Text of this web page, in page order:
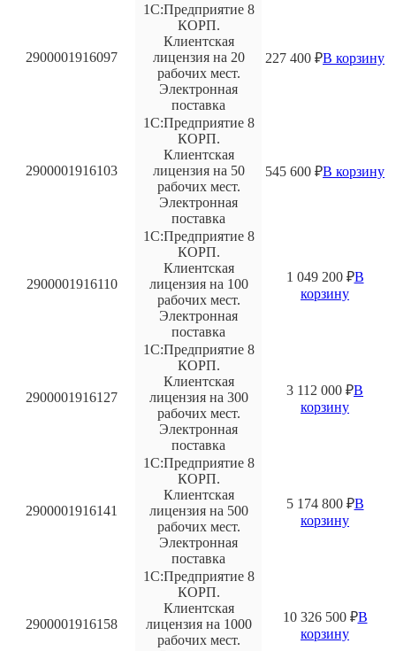
2900001916097
1С:Предприятие 8
КОРП.
Клиентская
лицензия на 20
рабочих мест.
Электронная
поставка
227 400 ₽В корзину
2900001916103
1С:Предприятие 8
КОРП.
Клиентская
лицензия на 50
рабочих мест.
Электронная
поставка
545 600 ₽В корзину
2900001916110
1С:Предприятие 8
КОРП.
Клиентская
лицензия на 100
рабочих мест.
Электронная
поставка
1 049 200 ₽В
корзину
2900001916127
1С:Предприятие 8
КОРП.
Клиентская
лицензия на 300
рабочих мест.
Электронная
поставка
3 112 000 ₽В
корзину
2900001916141
1С:Предприятие 8
КОРП.
Клиентская
лицензия на 500
рабочих мест.
Электронная
поставка
5 174 800 ₽В
корзину
2900001916158
1С:Предприятие 8
КОРП.
Клиентская
лицензия на 1000
рабочих мест.
10 326 500 ₽В
корзину